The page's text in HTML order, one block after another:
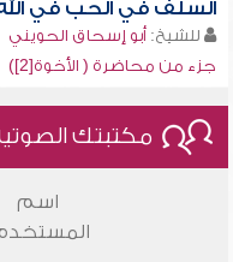
السلف في الحب في
للشيخ: أبو إسحاق الحويني
جزء من محاضرة ( الأخوة[2])
مكتبتك
اسم